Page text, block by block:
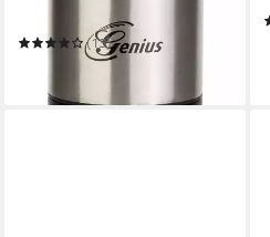
(13)
ab 33,74 €